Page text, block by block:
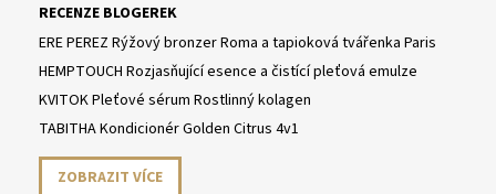
RECENZE BLOGEREK
ERE PEREZ Rýžový bronzer Roma a tapioková tvářenka Paris
HEMPTOUCH Rozjasňující esence a čistící pleťová emulze
KVITOK Pleťové sérum Rostlinný kolagen
TABITHA Kondicionér Golden Citrus 4v1
ZOBRAZIT VÍCE